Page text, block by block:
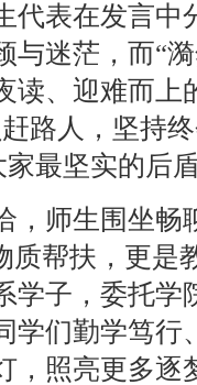
代表在发言中
与迷茫，而“
读、迎难而上
路人，坚持
家最坚实的后
师生围坐畅
质帮扶，更是
学子，委托学
学们勤学笃行
，照亮更多逐